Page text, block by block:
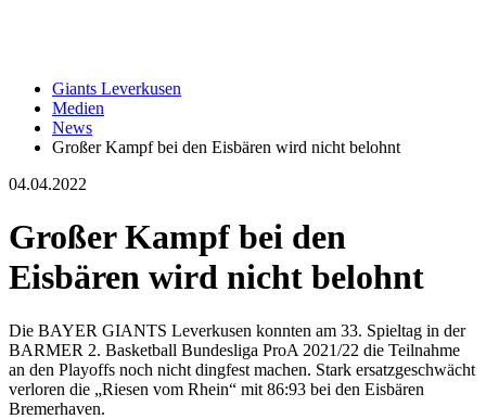
Giants Leverkusen
Medien
News
Großer Kampf bei den Eisbären wird nicht belohnt
04.04.2022
Großer Kampf bei den
Eisbären wird nicht belohnt
Die BAYER GIANTS Leverkusen konnten am 33. Spieltag in der
BARMER 2. Basketball Bundesliga ProA 2021/22 die Teilnahme
an den Playoffs noch nicht dingfest machen. Stark ersatzgeschwächt
verloren die „Riesen vom Rhein“ mit 86:93 bei den Eisbären
Bremerhaven.